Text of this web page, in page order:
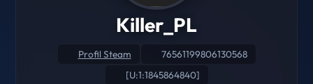
Killer_PL
Profil Steam
76561199806130568
[U:1:1845864840]